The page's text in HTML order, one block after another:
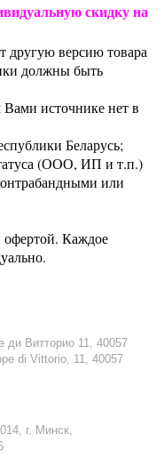
скидку на
другую версию товара
должны быть
Вами источнике нет в
Беларусь;
(ООО, ИП и т.п.)
или
офертой. Каждое
ди Витторио 11, 40057
di Vittorio, 11, 40057
г. Минск,